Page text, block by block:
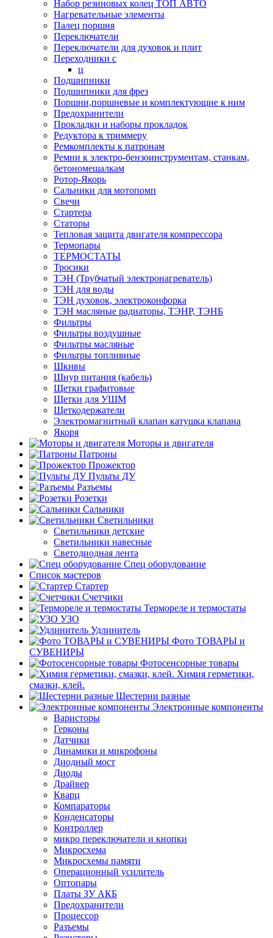
Набор резиновых колец ТОП АВТО
Нагревательные элементы
Палец поршня
Переключатели
Переключатели для духовок и плит
Переходники с
ц
Подшипники
Подшипники для фрез
Поршни,поршневые и комплектующие к ним
Предохранители
Прокладки и наборы прокладок
Редуктора к триммеру
Ремкомплекты к патронам
Ремни к электро-бензоинструментам, станкам,
бетономешалкам
Ротор-Якорь
Сальники для мотопомп
Свечи
Стартера
Статоры
Тепловая защита двигателя компрессора
Термопары
ТЕРМОСТАТЫ
Тросики
ТЭН (Трубчатый электронагреватель)
ТЭН для воды
ТЭН духовок, электроконфорка
ТЭН масляные радиаторы, ТЭНР, ТЭНБ
Фильтры
Фильтры воздушные
Фильтры масляные
Фильтры топливные
Шкивы
Шнур питания (кабель)
Щетки графитовые
Щетки для УШМ
Щеткодержатели
Электромагнитный клапан катушка клапана
Якоря
Моторы и двигателя
Патроны
Прожектор
Пульты ДУ
Разъемы
Розетки
Сальники
Светильники
Светильники детские
Светильники навесные
Светодиодная лента
Спец оборудование
Список мастеров
Стартер
Счетчики
Термореле и термостаты
УЗО
Удлинитель
Фото ТОВАРЫ и
СУВЕНИРЫ
Фотосенсорные товары
Химия герметики,
смазки, клей.
Шестерни разные
Электронные компоненты
Варисторы
Герконы
Датчики
Динамики и микрофоны
Диодный мост
Диоды
Драйвер
Кварц
Компараторы
Конденсаторы
Контроллер
микро переключатели и кнопки
Микросхема
Микросхемы памяти
Операционный усилитель
Оптопары
Платы ЗУ АКБ
Предохранители
Процессор
Разъемы